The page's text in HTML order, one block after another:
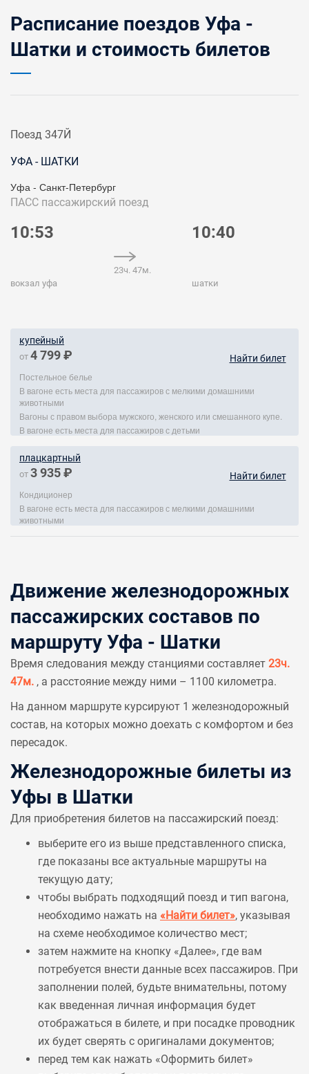
Расписание поездов Уфа -
Шатки и стоимость билетов
Поезд 347Й
УФА - ШАТКИ
Уфа - Санкт-Петербург
ПАСС пассажирский поезд
10:53
вокзал уфа
23ч. 47м.
10:40
шатки
купейный
от 4 799 ₽ Найти билет
Постельное белье
В вагоне есть места для пассажиров с мелкими домашними
животными
Вагоны с правом выбора мужского, женского или смешанного купе.
В вагоне есть места для пассажиров с детьми
плацкартный
от 3 935 ₽ Найти билет
Кондиционер
В вагоне есть места для пассажиров с мелкими домашними
животными
Движение железнодорожных
пассажирских составов по
маршруту Уфа - Шатки
Время следования между станциями составляет 23ч.
47м. , а расстояние между ними – 1100 километра.
На данном маршруте курсируют 1 железнодорожный
состав, на которых можно доехать с комфортом и без
пересадок.
Железнодорожные билеты из
Уфы в Шатки
Для приобретения билетов на пассажирский поезд:
выберите его из выше представленного списка,
где показаны все актуальные маршруты на
текущую дату;
чтобы выбрать подходящий поезд и тип вагона,
необходимо нажать на «Найти билет», указывая
на схеме необходимое количество мест;
затем нажмите на кнопку «Далее», где вам
потребуется внести данные всех пассажиров. При
заполнении полей, будьте внимательны, потому
как введенная личная информация будет
отображаться в билете, и при посадке проводник
их будет сверять с оригиналами документов;
перед тем как нажать «Оформить билет»